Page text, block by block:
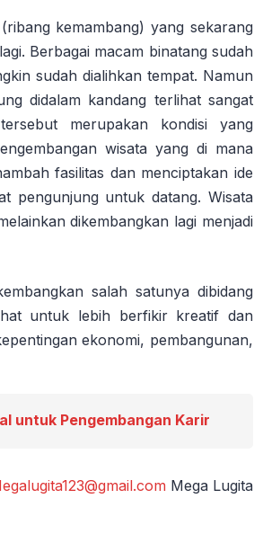
kemambang) yang sekarang
Berbagai macam binatang sudah
sudah dialihkan tempat. Namun
didalam kandang terlihat sangat
merupakan kondisi yang
wisata yang di mana
fasilitas dan menciptakan ide
pengunjung untuk datang. Wisata
dikembangkan lagi menjadi
salah satunya dibidang
untuk lebih berfikir kreatif dan
ekonomi, pembangunan,
untuk Pengembangan Karir
Mega Lugita